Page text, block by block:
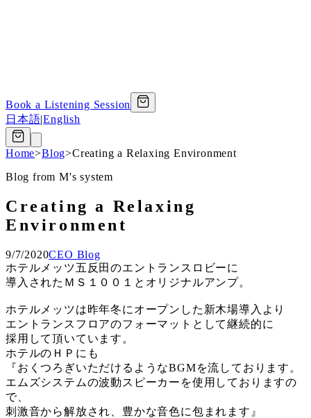
Book a Listening Session
日本語|English
Home>Blog>Creating a Relaxing Environment
Blog from M's system
Creating a Relaxing
Environment
9/7/2020CEO Blog
ホテルメッツ五反田のエントランスロビーに
導入されたＭＳ１００１とオリジナルアンプ。
ホテルメッツは昨年冬にオープンした新木場導入より
エントランスフロアのフォーマットとして継続的に
採用して頂いています。
ホテルのＨＰにも
『おくつろぎいただけるようなBGMを流しております。
エムズシステムの波動スピーカーを使用しておりますの
で、
刺激音から解放され、豊かな音色に包まれます』